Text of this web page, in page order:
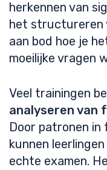
herkennen van
het structureren
aan bod hoe je
moeilijke vragen
Veel trainingen
analyseren van
Door patronen
kunnen
echte examen.